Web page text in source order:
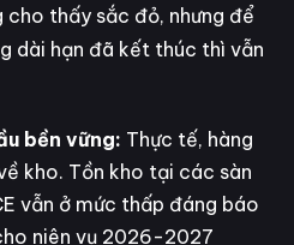
cho thấy sắc đỏ, nhưng để
dài hạn đã kết thúc thì vẫn
bền vững: Thực tế, hàng
kho. Tồn kho tại các sàn
vẫn ở mức thấp đáng báo
niên vụ 2026-2027